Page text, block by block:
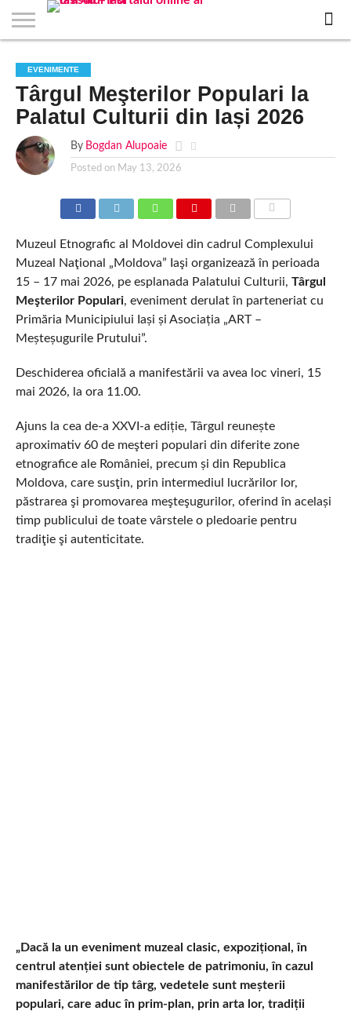
STIRI
APARTAMENTE
NOI IASI
STIRI
IASI
JOBS
IN
IASI
FILME
LA
CINEMA
CLUBURI /
DISCOTECI
BARURI /
CAFENELE
SALI DE
FORTA
SI
FITNESS
SALOANE DE
INFRUMUSETARE
AGENTII
DE
TURISM
IASI
RESTAURANTE
IN IASI
PIZZA
IN
IASI
PISCINA
IN IASI
FLORARII
RADIO
LIVE
IN
IASI
SPALATORII
AUTO
TRACTARI
AUTO
TAXI
IN
IASI
CINEMA
TEATRU
HOTELURI
/
PENSIUNI
TEREN
SPORTIV
TEREN
TENIS
IASI
FARMACII
NON
STOP
COFFEE-
TO-GO
FIRME DE
PUBLICITATE
RENT
A
CAR
EVENIMENTE
Târgul Meşterilor Populari la
Palatul Culturii din Iași 2026
By Bogdan Alupoaie
Posted on May 13, 2026
Muzeul Etnografic al Moldovei din cadrul Complexului
Muzeal Naţional „Moldova” Iaşi organizează în perioada
15 – 17 mai 2026, pe esplanada Palatului Culturii, Târgul
Meşterilor Populari, eveniment derulat în parteneriat cu
Primăria Municipiului Iași și Asociația „ART –
Meșteșugurile Prutului”.
Deschiderea oficială a manifestării va avea loc vineri, 15
mai 2026, la ora 11.00.
Ajuns la cea de-a XXVI-a ediție, Târgul reunește
aproximativ 60 de meşteri populari din diferite zone
etnografice ale României, precum și din Republica
Moldova, care susţin, prin intermediul lucrărilor lor,
păstrarea şi promovarea meşteşugurilor, oferind în același
timp publicului de toate vârstele o pledoarie pentru
tradiţie şi autenticitate.
„Dacă la un eveniment muzeal clasic, expozițional, în
centrul atenției sunt obiectele de patrimoniu, în cazul
manifestărilor de tip târg, vedetele sunt meșterii
populari, care aduc în prim-plan, prin arta lor, tradiții